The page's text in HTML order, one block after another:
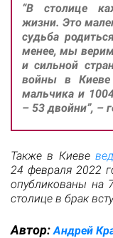
“В столице
жизни. Это
судьба
менее, мы
и сильной
войны в
мальчика и
– 53 двойни”, –
Также в Киеве
24 февраля 2022
опубликованы на
столице в брак
Автор: Андрей